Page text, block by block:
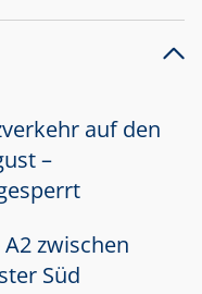
auf den
–
zwischen
Süd